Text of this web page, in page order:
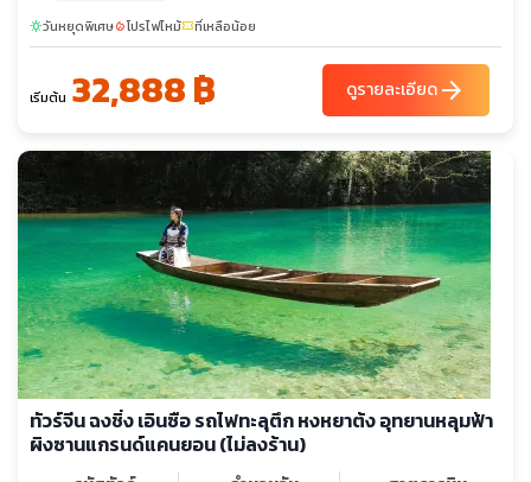
มี.ค. 70 02-06 sunny
03-07
sunnyวันหยุดพิเศษlocal_fire_departmentโปรไฟไหม้confirmation_numberที่เหลือน้อย
เริ่มต้น 32,888 ฿ ดูรายละเอียดarrow_forward
ทัวร์จีน ฉงชิ่ง เอินซือ รถไฟทะลุตึก หงหยาต้ง อุทยานหลุมฟ้า
ผิงซานแกรนด์แคนยอน (ไม่ลงร้าน)